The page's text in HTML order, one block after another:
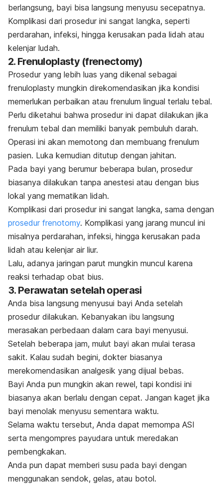
berlangsung, bayi bisa langsung menyusu secepatnya.
Komplikasi dari prosedur ini sangat langka, seperti
perdarahan, infeksi, hingga kerusakan pada lidah atau
kelenjar ludah.
2. Frenuloplasty (frenectomy)
Prosedur yang lebih luas yang dikenal sebagai
frenuloplasty mungkin direkomendasikan jika kondisi
memerlukan perbaikan atau frenulum lingual terlalu tebal.
Perlu diketahui bahwa prosedur ini dapat dilakukan jika
frenulum tebal dan memiliki banyak pembuluh darah.
Operasi ini akan memotong dan membuang frenulum
pasien. Luka kemudian ditutup dengan jahitan.
Pada bayi yang berumur beberapa bulan, prosedur
biasanya dilakukan tanpa anestesi atau dengan bius
lokal yang mematikan lidah.
Komplikasi dari prosedur ini sangat langka, sama dengan
prosedur frenotomy. Komplikasi yang jarang muncul ini
misalnya perdarahan, infeksi, hingga kerusakan pada
lidah atau kelenjar air liur.
Lalu, adanya jaringan parut mungkin muncul karena
reaksi terhadap obat bius.
3. Perawatan setelah operasi
Anda bisa langsung menyusui bayi Anda setelah
prosedur dilakukan. Kebanyakan ibu langsung
merasakan perbedaan dalam cara bayi menyusui.
Setelah beberapa jam, mulut bayi akan mulai terasa
sakit. Kalau sudah begini, dokter biasanya
merekomendasikan analgesik yang dijual bebas.
Bayi Anda pun mungkin akan rewel, tapi kondisi ini
biasanya akan berlalu dengan cepat. Jangan kaget jika
bayi menolak menyusu sementara waktu.
Selama waktu tersebut, Anda dapat memompa ASI
serta mengompres payudara untuk meredakan
pembengkakan.
Anda pun dapat memberi susu pada bayi dengan
menggunakan sendok, gelas, atau botol.